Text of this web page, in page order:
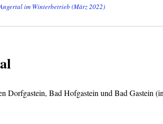
im Winterbetrieb (März 2022)
Dorfgastein, Bad Hofgastein und Bad Gastein